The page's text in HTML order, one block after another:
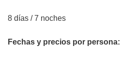
8 días / 7 noches
Fechas y precios por persona: